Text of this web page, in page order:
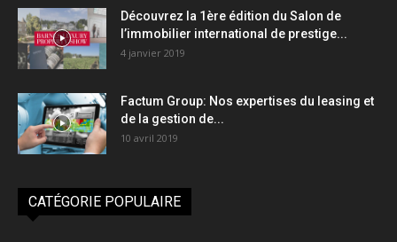
Découvrez la 1ère édition du Salon de
l’immobilier international de prestige...
4 janvier 2019
Factum Group: Nos expertises du leasing et
de la gestion de...
10 avril 2019
CATÉGORIE POPULAIRE